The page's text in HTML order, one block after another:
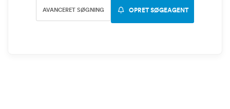
AVANCERET SØGNING OPRET SØGEAGENT